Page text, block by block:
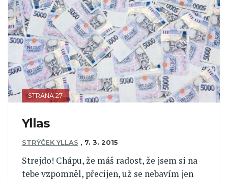
STRANA 27
Yllas
STRÝČEK YLLAS , 7. 3. 2015
Strejdo! Chápu, že máš radost, že jsem si na
tebe vzpomněl, přecijen, už se nebavím jen